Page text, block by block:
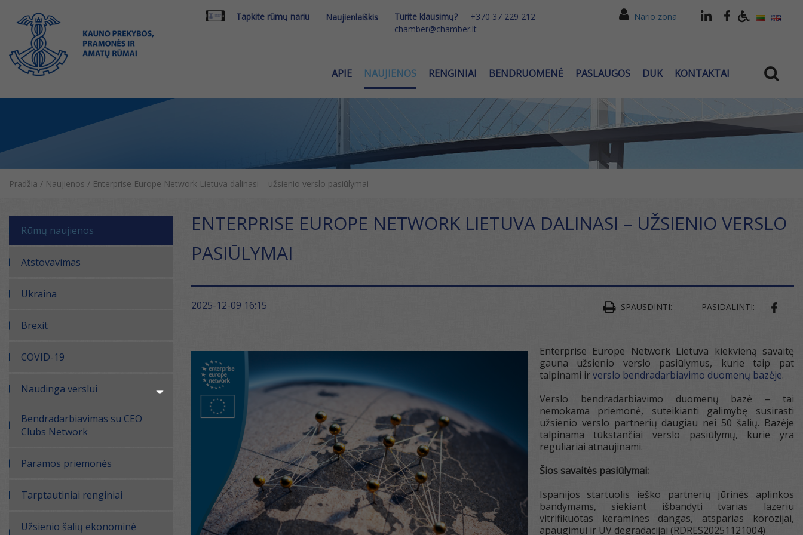
Tapkite rūmų nariu Naujienlaiškis Turite klausimų?
+370 37 229 212
chamber@chamber.lt
Nario zona
APIE NAUJIENOS RENGINIAI BENDRUOMENĖ PASLAUGOS DUK KONTAKTAI
Pradžia / Naujienos / Enterprise Europe Network Lietuva dalinasi – užsienio verslo pasiūlymai
Rūmų naujienos
Atstovavimas
Ukraina
Brexit
COVID-19
Naudinga verslui
Bendradarbiavimas su CEO
Clubs Network
Paramos priemonės
Tarptautiniai renginiai
Užsienio šalių ekonominė
ENTERPRISE EUROPE NETWORK LIETUVA DALINASI – UŽSIENIO VERSLO
PASIŪLYMAI
2025-12-09 16:15 SPAUSDINTI: PASIDALINTI:
Enterprise Europe Network Lietuva kiekvieną savaitę
gauna užsienio verslo pasiūlymus, kurie taip pat
talpinami irverslo bendradarbiavimo duomenų bazėje.
Verslo bendradarbiavimo duomenų bazė – tai
nemokama priemonė, suteikianti galimybę susirasti
užsienio verslo partnerių daugiau nei 50 šalių. Bazėje
talpinama tūkstančiai verslo pasiūlymų, kurie yra
reguliariai atnaujinami.
Šios savaitės pasiūlymai:
Ispanijos startuolis ieško partnerių jūrinės aplinkos
bandymams, siekiant išbandyti tvarias lazeriu
vitrifikuotas keramines dangas, atsparias korozijai,
apaugimui ir UV degradacijai (RDRES20251121004)